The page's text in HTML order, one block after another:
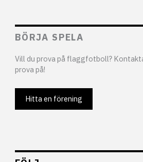
BÖRJA SPELA
Vill du prova på flaggfotboll?
prova på!
Hitta en förening